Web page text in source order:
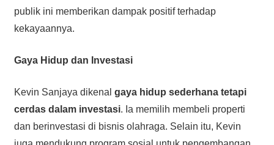
publik ini memberikan dampak positif terhadap
kekayaannya.
Gaya Hidup dan Investasi
Kevin Sanjaya dikenal gaya hidup sederhana tetapi
cerdas dalam investasi. Ia memilih membeli properti
dan berinvestasi di bisnis olahraga. Selain itu, Kevin